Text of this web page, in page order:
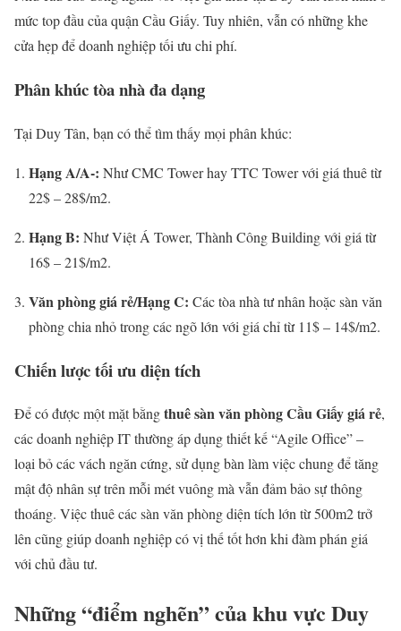
mức top đầu của quận Cầu Giấy. Tuy nhiên, vẫn có những khe
cửa hẹp để doanh nghiệp tối ưu chi phí.
Phân khúc tòa nhà đa dạng
Tại Duy Tân, bạn có thể tìm thấy mọi phân khúc:
Hạng A/A-: Như CMC Tower hay TTC Tower với giá thuê từ
22$ – 28$/m2.
Hạng B: Như Việt Á Tower, Thành Công Building với giá từ
16$ – 21$/m2.
Văn phòng giá rẻ/Hạng C: Các tòa nhà tư nhân hoặc sàn văn
phòng chia nhỏ trong các ngõ lớn với giá chỉ từ 11$ – 14$/m2.
Chiến lược tối ưu diện tích
Để có được một mặt bằngthuê sàn văn phòng Cầu Giấy giá rẻ,
các doanh nghiệp IT thường áp dụng thiết kế “Agile Office” –
loại bỏ các vách ngăn cứng, sử dụng bàn làm việc chung để tăng
mật độ nhân sự trên mỗi mét vuông mà vẫn đảm bảo sự thông
thoáng. Việc thuê các sàn văn phòng diện tích lớn từ 500m2 trở
lên cũng giúp doanh nghiệp có vị thế tốt hơn khi đàm phán giá
với chủ đầu tư.
Những “điểm nghẽn” của khu vực Duy